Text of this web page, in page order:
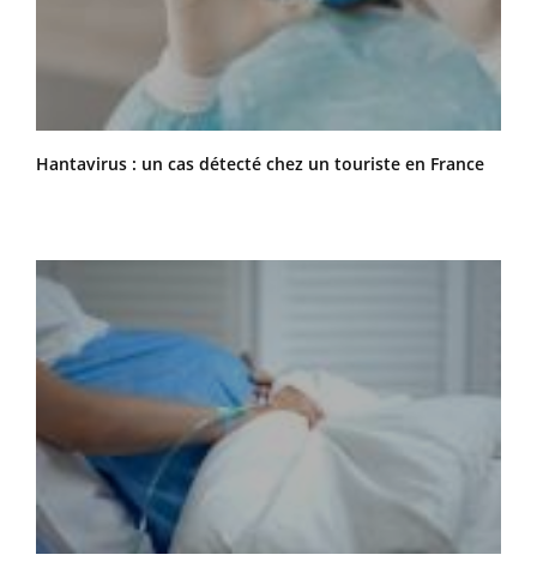
Hantavirus : un cas détecté chez un touriste en France